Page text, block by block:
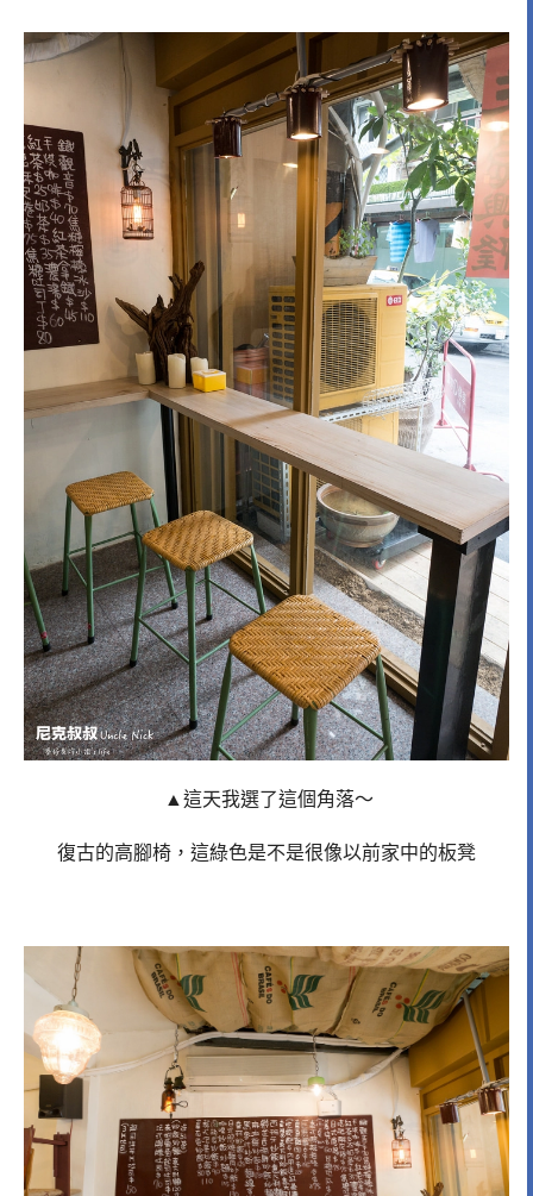
▲這天我選了這個角落～
復古的高腳椅，這綠色是不是很像以前家中的板凳